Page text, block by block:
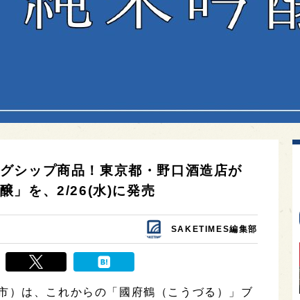
シップ商品！東京都・野口酒造店が
」を、2/26(水)に発売
SAKETIMES編集部
）は、これからの「國府鶴（こうづる）」ブ